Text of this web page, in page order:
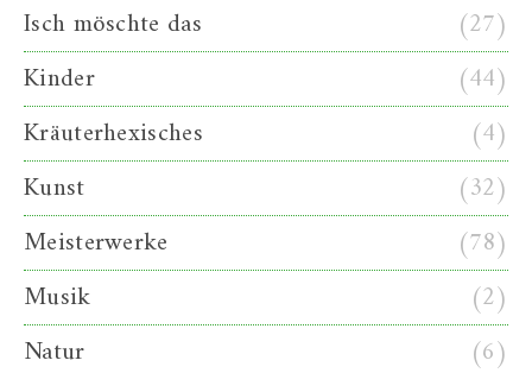
Isch möschte das
(27)
Kinder
(44)
Kräuterhexisches
(4)
Kunst
(32)
Meisterwerke
(78)
Musik
(2)
Natur
(6)